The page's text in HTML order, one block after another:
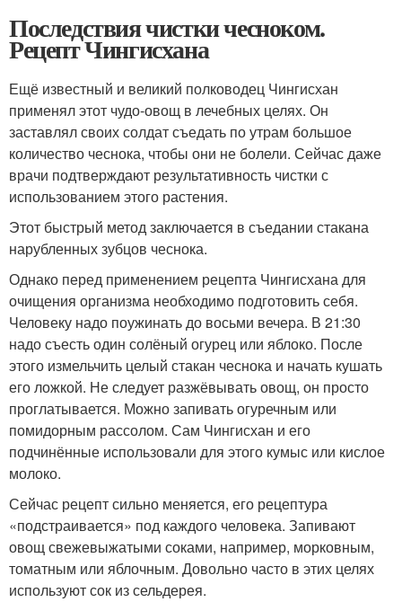
Последствия чистки чесноком.
Рецепт Чингисхана
Ещё известный и великий полководец Чингисхан
применял этот чудо-овощ в лечебных целях. Он
заставлял своих солдат съедать по утрам большое
количество чеснока, чтобы они не болели. Сейчас даже
врачи подтверждают результативность чистки с
использованием этого растения.
Этот быстрый метод заключается в съедании стакана
нарубленных зубцов чеснока.
Однако перед применением рецепта Чингисхана для
очищения организма необходимо подготовить себя.
Человеку надо поужинать до восьми вечера. В 21:30
надо съесть один солёный огурец или яблоко. После
этого измельчить целый стакан чеснока и начать кушать
его ложкой. Не следует разжёвывать овощ, он просто
проглатывается. Можно запивать огуречным или
помидорным рассолом. Сам Чингисхан и его
подчинённые использовали для этого кумыс или кислое
молоко.
Сейчас рецепт сильно меняется, его рецептура
«подстраивается» под каждого человека. Запивают
овощ свежевыжатыми соками, например, морковным,
томатным или яблочным. Довольно часто в этих целях
используют сок из сельдерея.